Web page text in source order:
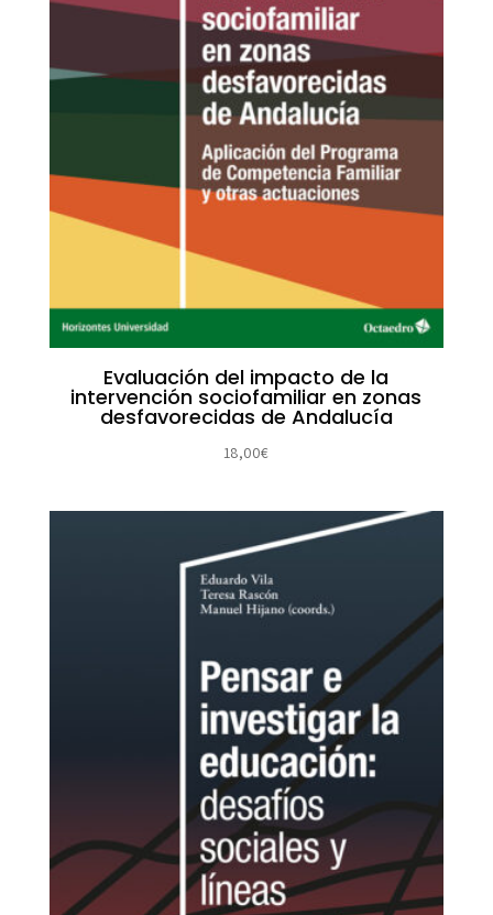
Evaluación del impacto de la
intervención sociofamiliar en zonas
desfavorecidas de Andalucía
18,00€